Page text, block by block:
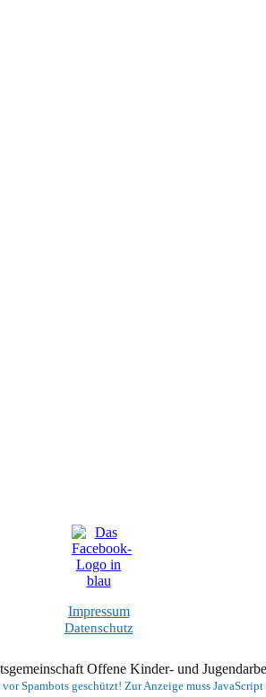
Impressum
Datenschutz
Offene Kinder- und
Spambots geschützt! Zur Anzeige muss